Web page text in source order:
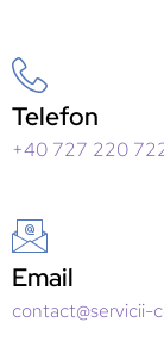
Telefon
+40 727 220
Email
contact@servicii-